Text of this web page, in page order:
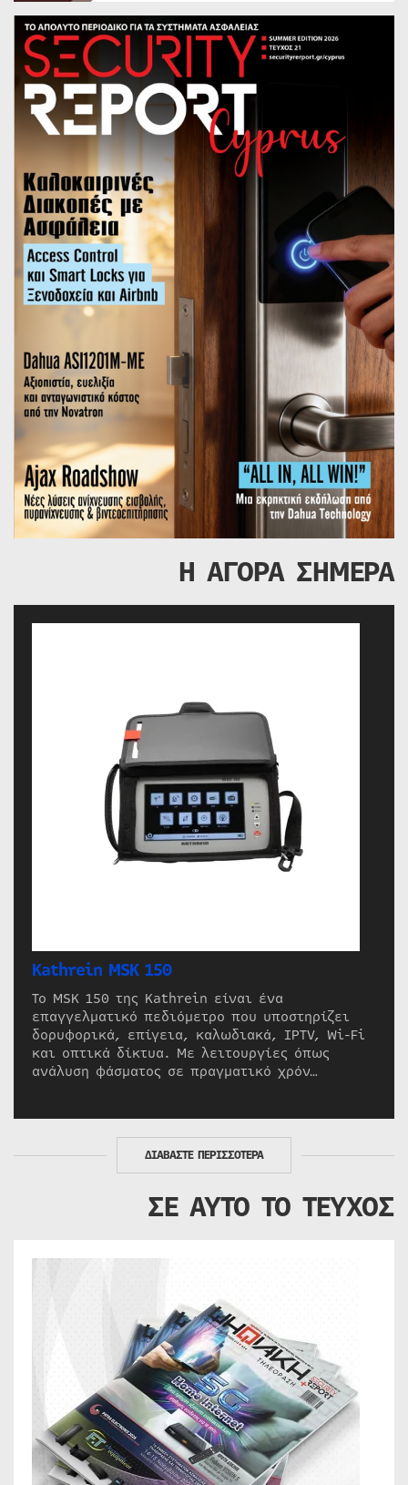
Η ΑΓΟΡΑ ΣΗΜΕΡΑ
Kathrein MSK 150
Το MSK 150 της Kathrein είναι ένα
επαγγελματικό πεδιόμετρο που υποστηρίζει
δορυφορικά, επίγεια, καλωδιακά, IPTV, Wi-Fi
και οπτικά δίκτυα. Με λειτουργίες όπως
ανάλυση φάσματος σε πραγματικό χρόν…
ΔΙΑΒΑΣΤΕ ΠΕΡΙΣΣΟΤΕΡΑ
ΣΕ ΑΥΤΟ ΤΟ ΤΕΥΧΟΣ